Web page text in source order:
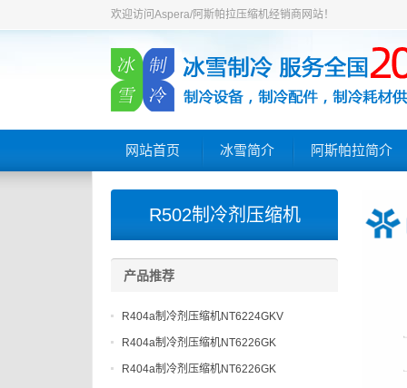
欢迎访问Aspera/阿斯帕拉压缩机经销商网站！
网站首页 冰雪简介 阿斯帕拉简介
R502制冷剂压缩机
产品推荐
R404a制冷剂压缩机NT6224GKV
R404a制冷剂压缩机NT6226GK
R404a制冷剂压缩机NT6226GK